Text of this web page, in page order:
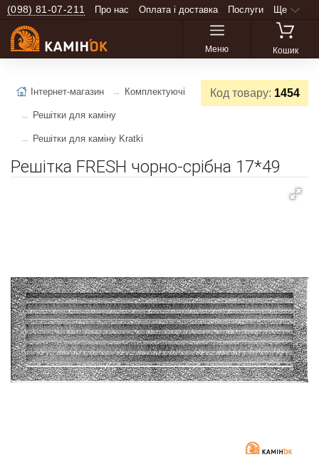
(098) 81-07-211 Про нас Оплата і доставка Послуги Ще
Меню Кошик
Код товару: 1454
Інтернет-магазин Комплектуючі
Решітки для каміну
Решітки для каміну Kratki
Решітка FRESH чорно-срібна 17*49